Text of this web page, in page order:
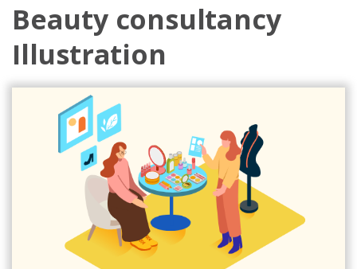
Beauty consultancy
Illustration